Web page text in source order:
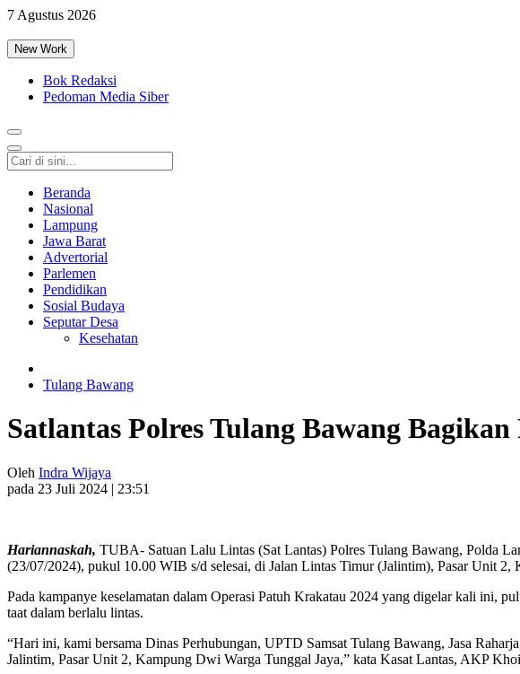
7 Agustus 2026
New Work
Bok Redaksi
Pedoman Media Siber
Beranda
Nasional
Lampung
Jawa Barat
Advertorial
Parlemen
Pendidikan
Sosial Budaya
Seputar Desa
Kesehatan
Tulang Bawang
Satlantas Polres Tulang Bawang
Oleh Indra Wijaya
pada 23 Juli 2024 | 23:51
Hariannaskah, TUBA- Satuan Lalu Lintas (Sat Lantas) Polres Tulang Bawang, Polda
(23/07/2024), pukul 10.00 WIB s/d selesai, di Jalan Lintas Timur (Jalintim), Pasar Unit
Pada kampanye keselamatan dalam Operasi Patuh Krakatau 2024 yang digelar kali ini,
taat dalam berlalu lintas.
“Hari ini, kami bersama Dinas Perhubungan, UPTD Samsat Tulang Bawang, Jasa
Jalintim, Pasar Unit 2, Kampung Dwi Warga Tunggal Jaya,” kata Kasat Lantas, AKP